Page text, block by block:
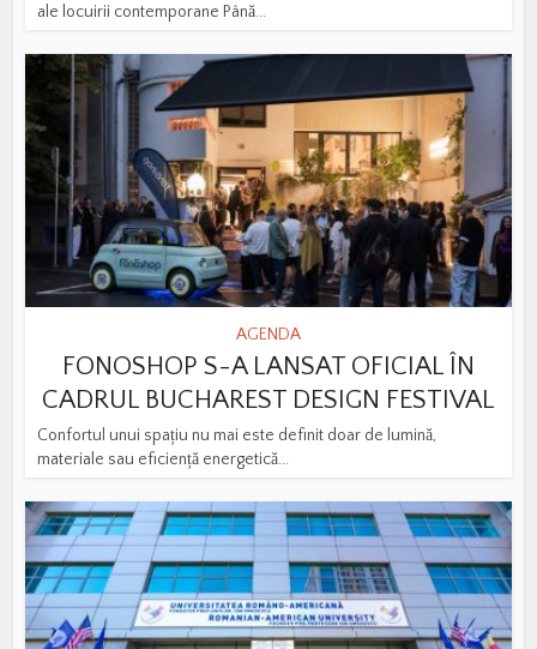
ale locuirii contemporane Până...
AGENDA
FONOSHOP S-A LANSAT OFICIAL ÎN
CADRUL BUCHAREST DESIGN FESTIVAL
Confortul unui spațiu nu mai este definit doar de lumină,
materiale sau eficiență energetică...